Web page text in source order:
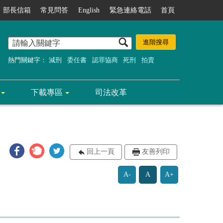
部長信箱 常見問答 English 緊急連絡電話 首頁
熱門關鍵字： 減刑 委任書 認罪協商 死刑 拍賣
下載專區 司法改革
回上一頁 友善列印
A- A A+